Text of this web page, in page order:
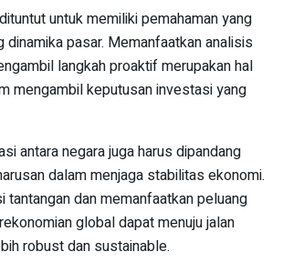
untuk memiliki pemahaman yang
dinamika pasar. Memanfaatkan analisis
langkah proaktif merupakan hal
mengambil keputusan investasi yang
antara negara juga harus dipandang
dalam menjaga stabilitas ekonomi.
tantangan dan memanfaatkan peluang
global dapat menuju jalan
robust dan sustainable.